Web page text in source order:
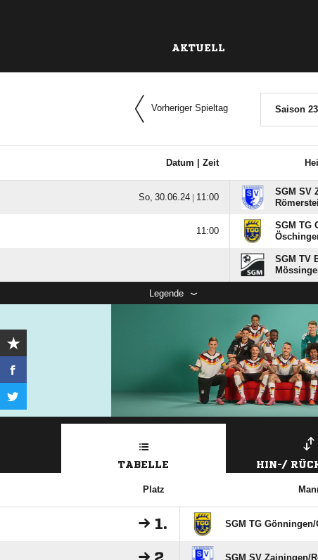
AKTUELL
Vorheriger Spieltag Saison
Datum | Zeit
  | 
SGM SV

SGM TG
SGM TV
Legende
TABELLE HIN-/
Platz
1. SGM TG Gönningen/​
SGM SV Zainingen/​